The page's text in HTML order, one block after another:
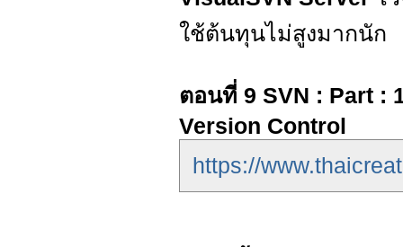
ใช้ต้นทุนไม่สูงมากนัก
ตอนที่ 9 SVN : Part :
Version Control
https://